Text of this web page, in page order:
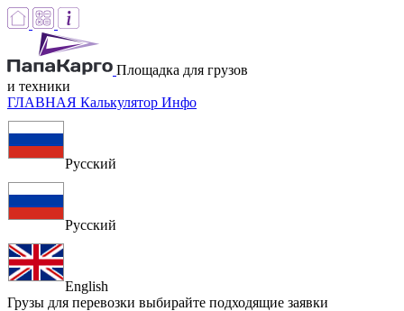
Площадка для грузов
и техники
ГЛАВНАЯ Калькулятор Инфо
Русский
Русский
English
Грузы для перевозки выбирайте подходящие заявки